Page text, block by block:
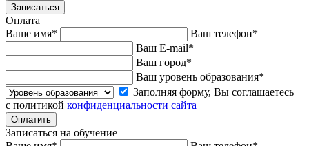
Оплата
Ваше имя* Ваш телефон*
Ваш E-mail*
Ваш город*
Ваш уровень образования*
Заполняя форму, Вы соглашаетесь
с политикой конфиденциальности сайта
Записаться на обучение